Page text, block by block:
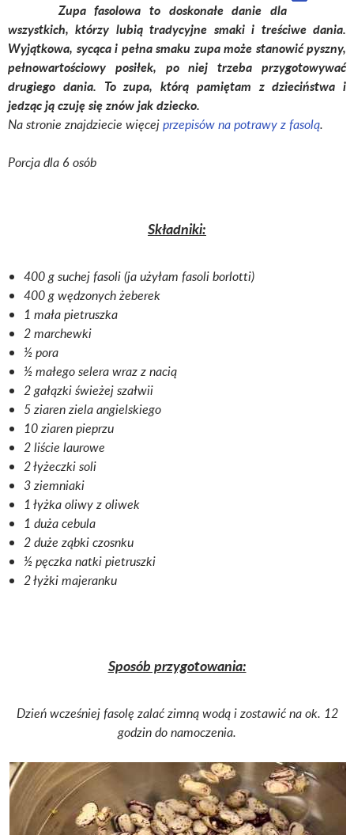
Zupa fasolowa to doskonałe danie dla
wszystkich, którzy lubią tradycyjne smaki i treściwe dania.
Wyjątkowa, sycąca i pełna smaku zupa może stanowić pyszny,
pełnowartościowy posiłek, po niej trzeba przygotowywać
drugiego dania. To zupa, którą pamiętam z dzieciństwa i
jedząc ją czuję się znów jak dziecko.
Na stronie znajdziecie więcejprzepisów na potrawy z fasolą.
Porcja dla 6 osób
Składniki:
400 g suchej fasoli (ja użyłam fasoli borlotti)
400 g wędzonych żeberek
1 mała pietruszka
2 marchewki
½ pora
½ małego selera wraz z nacią
2 gałązki świeżej szałwii
5 ziaren ziela angielskiego
10 ziaren pieprzu
2 liście laurowe
2 łyżeczki soli
3 ziemniaki
1 łyżka oliwy z oliwek
1 duża cebula
2 duże ząbki czosnku
½ pęczka natki pietruszki
2 łyżki majeranku
Sposób przygotowania:
Dzień wcześniej fasolę zalać zimną wodą i zostawić na ok. 12
godzin do namoczenia.